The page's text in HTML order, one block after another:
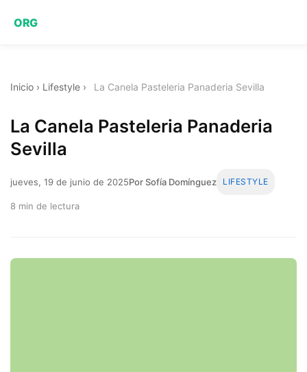
ORG
Inicio › Lifestyle › La Canela Pasteleria Panaderia Sevilla
La Canela Pasteleria Panaderia
Sevilla
jueves, 19 de junio de 2025Por Sofía Domínguez LIFESTYLE
8 min de lectura